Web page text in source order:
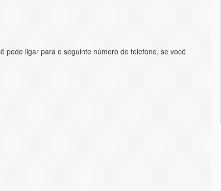
pode ligar para o seguinte número de telefone, se você